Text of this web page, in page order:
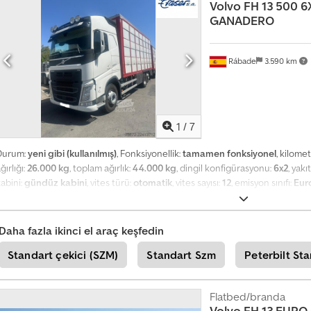
g
i
a
ı
0
1
8
5
8
5
7
1 / 7
Rábade 3.590 km
Volvo FH 13 500
GANADERO
yeni gibi (kullanılmış), Fonksiyonellik:tamamen fonksiyonel,
26.000 kg, toplam ağırlık:44.000 kg, dingil konfigürasyonu:6x2,
gündüz kabini, vites türü: otomatik, vites sayısı:12, emisyon sınıfı:
, VOLVO FH13 500 6X2 EURO 6 Crsdpfx Aaszpapujvef VOITH
OTOMATİK ŞANZIMAN KLİMA ÇEKİ CİHAZI ISITICI ALÜMİNYUM YÜK
Daha fazla ikinci el araç keşfedin
Standart çekici (SZM)
Standart Szm Peterbilt
Flatbed/branda